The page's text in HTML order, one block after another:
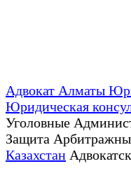
Адвокат Алматы
Юридическая
Уголовные
Защита
Казахстан